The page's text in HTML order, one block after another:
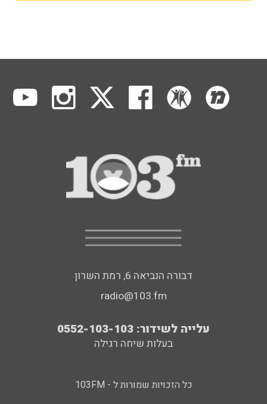
דבורה הנביאה 6, רמת השרון
radio@103.fm
עלייה לשידור: 0552-103-103
בעלות שיחה רגילה
כל הזכויות שמורות ל - 103FM